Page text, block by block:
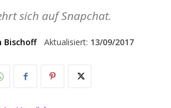
sich auf Snapchat.
Bischoff Aktualisiert: 13/09/2017